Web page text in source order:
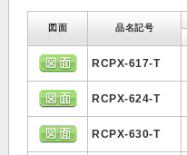
図面 品名記号
RCPX-617-T
RCPX-624-T
RCPX-630-T